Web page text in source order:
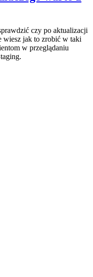
czy po aktualizacji
wiesz jak to zrobić w taki
w przeglądaniu